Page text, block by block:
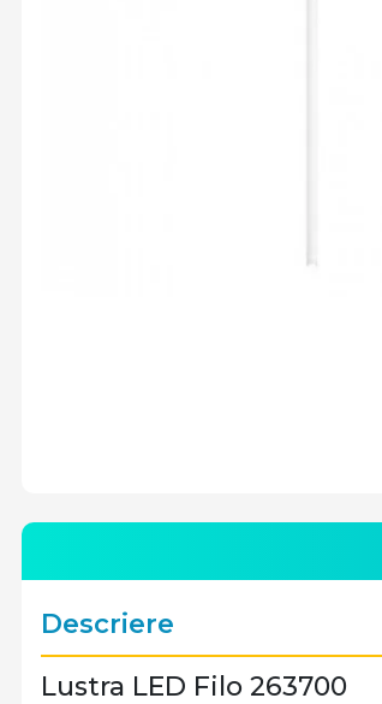
Descriere
Lustra LED Filo 263700